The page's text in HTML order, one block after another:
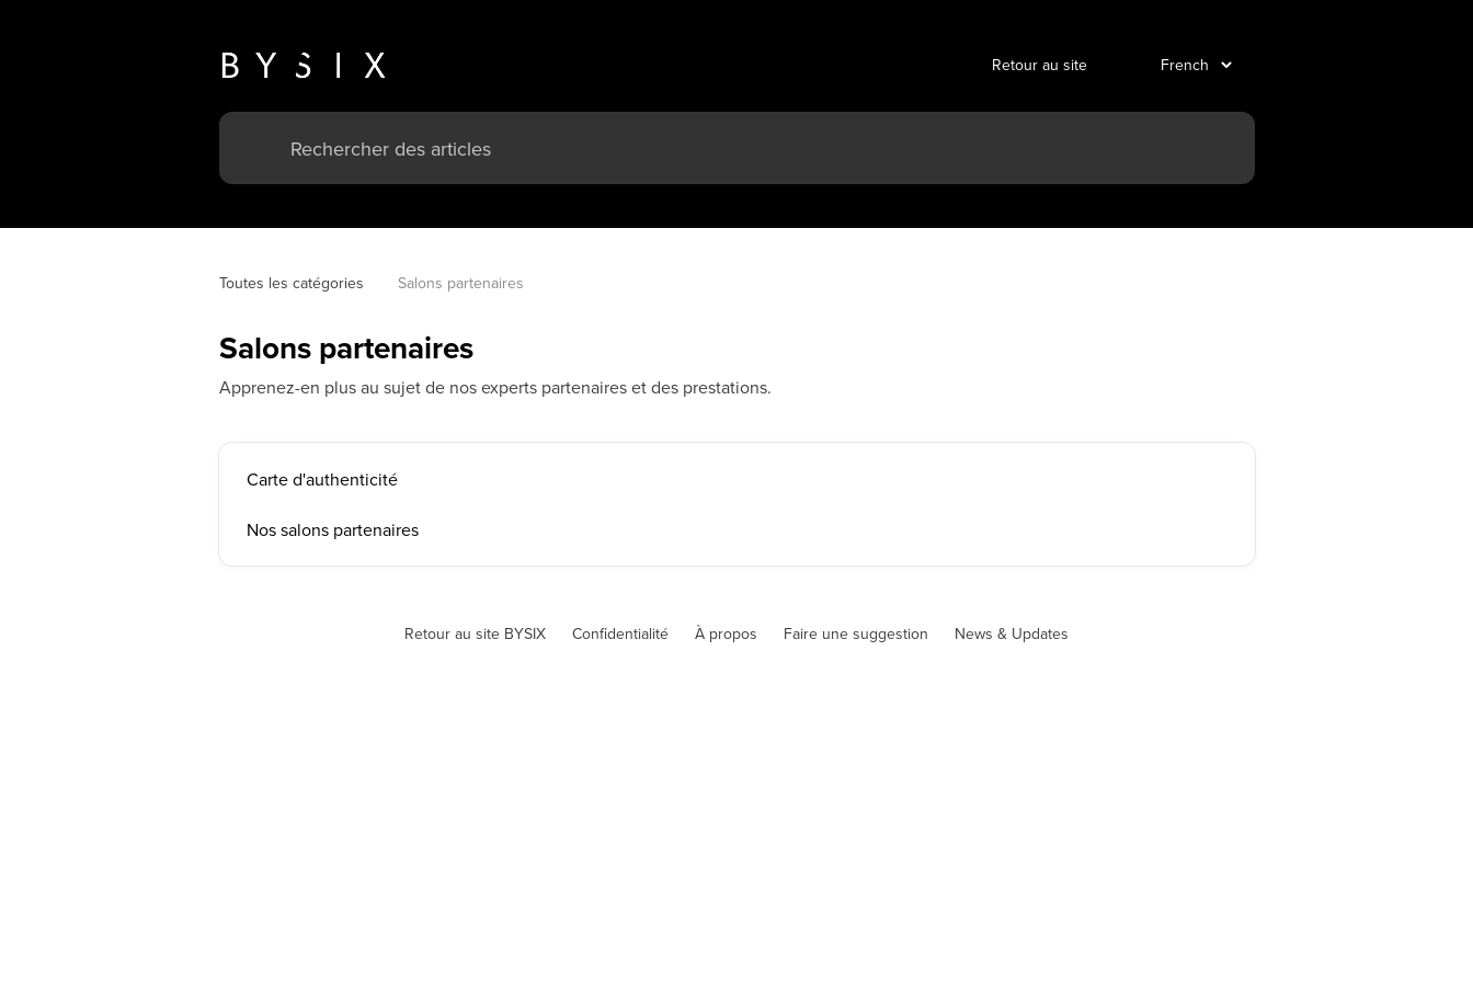
Retour au site
Toutes les catégories Salons partenaires
Salons partenaires
Apprenez-en plus au sujet de nos experts partenaires et des prestations.
Carte d'authenticité
Nos salons partenaires
Retour au site BYSIX Confidentialité À propos Faire une suggestion News & Updates